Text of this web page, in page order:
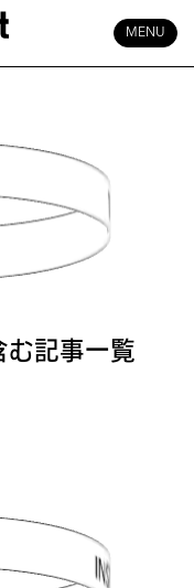
MENU
記事一覧